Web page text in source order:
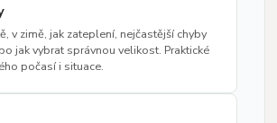
v zimě, jak zateplení, nejčastější chyby
jak vybrat správnou velikost. Praktické
počasí i situace.